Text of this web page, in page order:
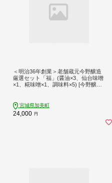
＜明治36年創業＞老舗蔵元今野醸造
厳選セット「福」(醤油×3、仙台味噌
×1、糀味噌×1、調味料×5) [今野醸造
宮城県加美町
24,000 円